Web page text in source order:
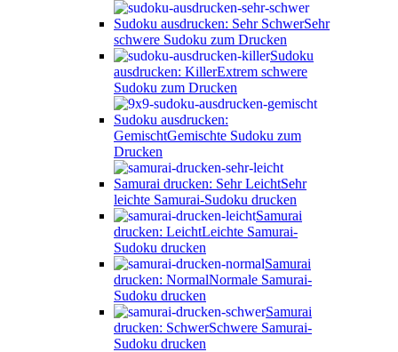
Sudoku ausdrucken: Sehr SchwerSehr
schwere Sudoku zum Drucken
Sudoku
ausdrucken: KillerExtrem schwere
Sudoku zum Drucken
Sudoku ausdrucken:
GemischtGemischte Sudoku zum
Drucken
Samurai drucken: Sehr LeichtSehr
leichte Samurai-Sudoku drucken
Samurai
drucken: LeichtLeichte Samurai-
Sudoku drucken
Samurai
drucken: NormalNormale Samurai-
Sudoku drucken
Samurai
drucken: SchwerSchwere Samurai-
Sudoku drucken